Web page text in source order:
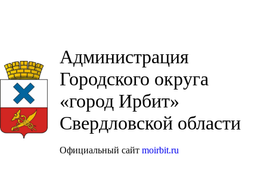
Администрация
Городского округа
«город Ирбит»
Свердловской области
Официальный сайт moirbit.ru